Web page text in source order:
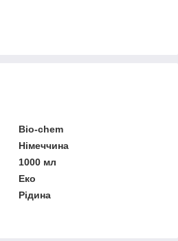
Bio-chem
Німеччина
1000 мл
Еко
Рідина